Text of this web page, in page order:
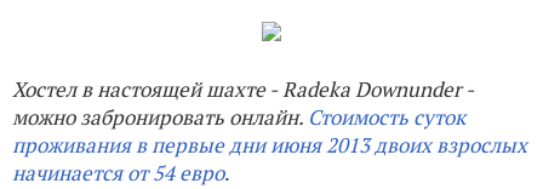
Хостел в настоящей шахте - Radeka Downunder -
можно забронировать онлайн. Стоимость суток
проживания в первые дни июня 2013 двоих взрослых
начинается от 54 евро.